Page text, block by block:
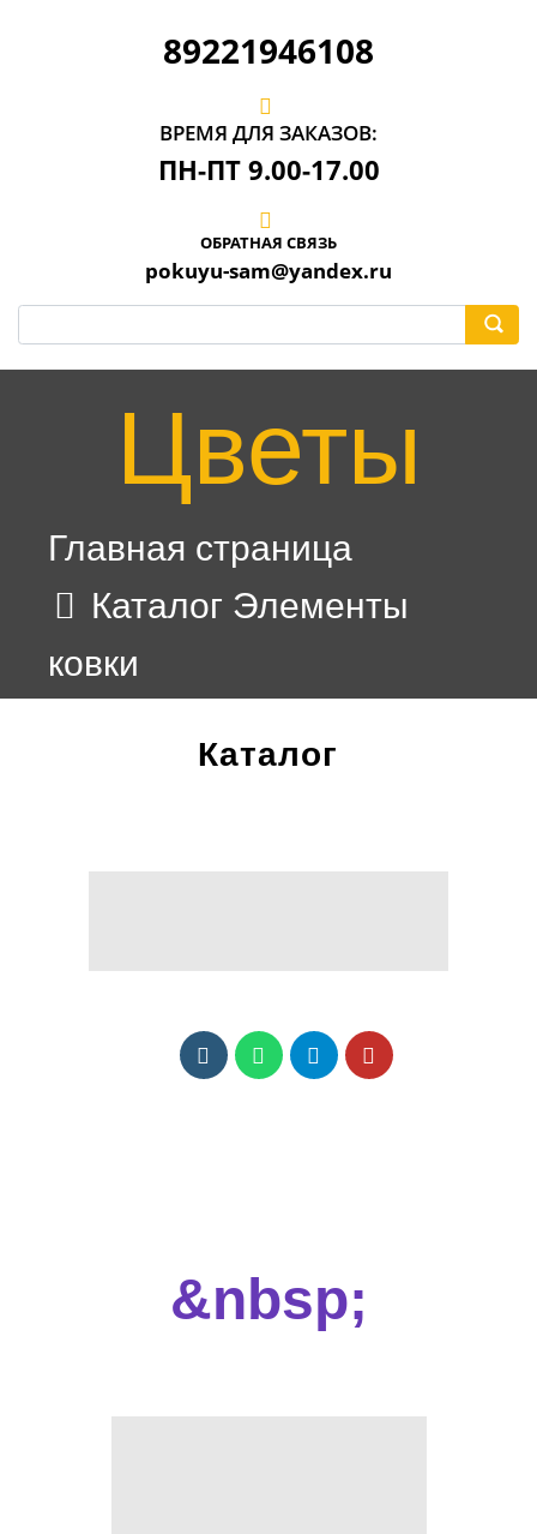
89221946108
ВРЕМЯ ДЛЯ ЗАКАЗОВ:
ПН-ПТ 9.00-17.00
ОБРАТНАЯ СВЯЗЬ
pokuyu-sam@yandex.ru
Цветы
Главная страница
Каталог Элементы
ковки
&nbsp;